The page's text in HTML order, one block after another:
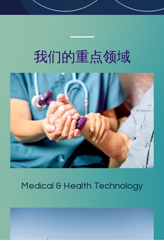
Medical & Health Technology
我们的重点领域